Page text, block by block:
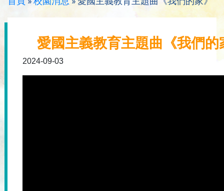
愛國主義教育主題曲《我們的
2024-09-03